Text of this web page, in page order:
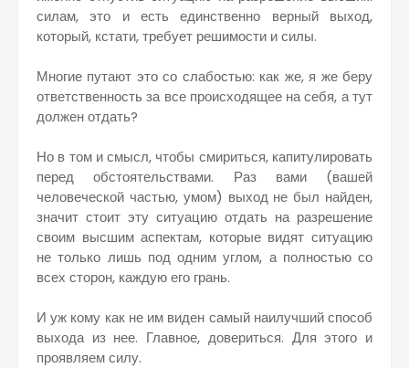
силам, это и есть единственно верный выход,
который, кстати, требует решимости и силы.
Многие путают это со слабостью: как же, я же беру
ответственность за все происходящее на себя, а тут
должен отдать?
Но в том и смысл, чтобы смириться, капитулировать
перед обстоятельствами. Раз вами (вашей
человеческой частью, умом) выход не был найден,
значит стоит эту ситуацию отдать на разрешение
своим высшим аспектам, которые видят ситуацию
не только лишь под одним углом, а полностью со
всех сторон, каждую его грань.
И уж кому как не им виден самый наилучший способ
выхода из нее. Главное, довериться. Для этого и
проявляем силу.